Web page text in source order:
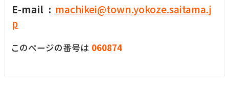
E-mail
machikei@town.yokoze.saitama.j
p
このページの番号は 060874